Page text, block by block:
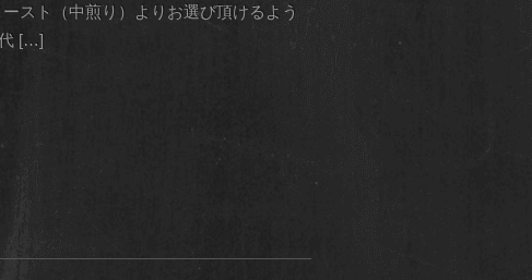
スト（中煎り）よりお選び頂けるよう
[…]